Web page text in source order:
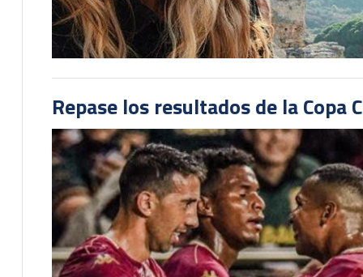
Repase los resultados de la Copa